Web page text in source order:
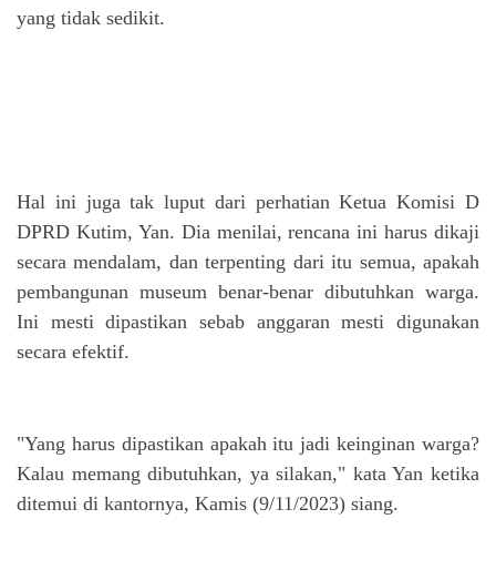
yang tidak sedikit.
Hal ini juga tak luput dari perhatian Ketua Komisi D
DPRD Kutim, Yan. Dia menilai, rencana ini harus dikaji
secara mendalam, dan terpenting dari itu semua, apakah
pembangunan museum benar-benar dibutuhkan warga.
Ini mesti dipastikan sebab anggaran mesti digunakan
secara efektif.
"Yang harus dipastikan apakah itu jadi keinginan warga?
Kalau memang dibutuhkan, ya silakan," kata Yan ketika
ditemui di kantornya, Kamis (9/11/2023) siang.